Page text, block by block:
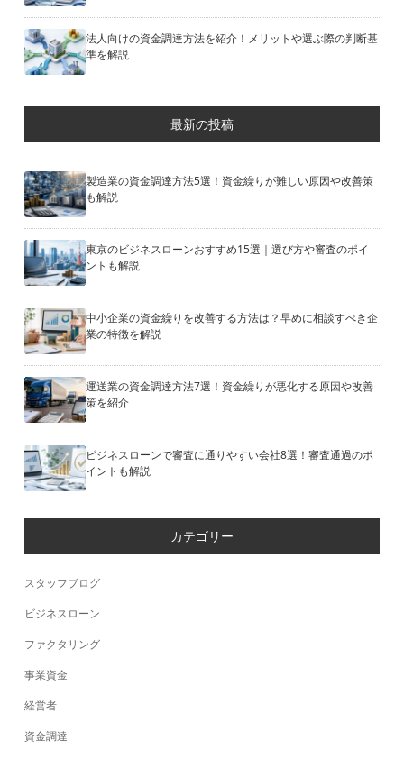
法人向けの資金調達方法を紹介！メリットや選ぶ際の判断基
準を解説
最新の投稿
製造業の資金調達方法5選！資金繰りが難しい原因や改善策
も解説
東京のビジネスローンおすすめ15選｜選び方や審査のポイ
ントも解説
中小企業の資金繰りを改善する方法は？早めに相談すべき企
業の特徴を解説
運送業の資金調達方法7選！資金繰りが悪化する原因や改善
策を紹介
ビジネスローンで審査に通りやすい会社8選！審査通過のポ
イントも解説
カテゴリー
スタッフブログ
ビジネスローン
ファクタリング
事業資金
経営者
資金調達